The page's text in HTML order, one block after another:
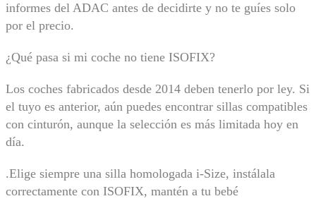
informes del ADAC antes de decidirte y no te guíes solo
por el precio.
¿Qué pasa si mi coche no tiene ISOFIX?
Los coches fabricados desde 2014 deben tenerlo por ley. Si
el tuyo es anterior, aún puedes encontrar sillas compatibles
con cinturón, aunque la selección es más limitada hoy en
día.
.Elige siempre una silla homologada i-Size, instálala
correctamente con ISOFIX, mantén a tu bebé